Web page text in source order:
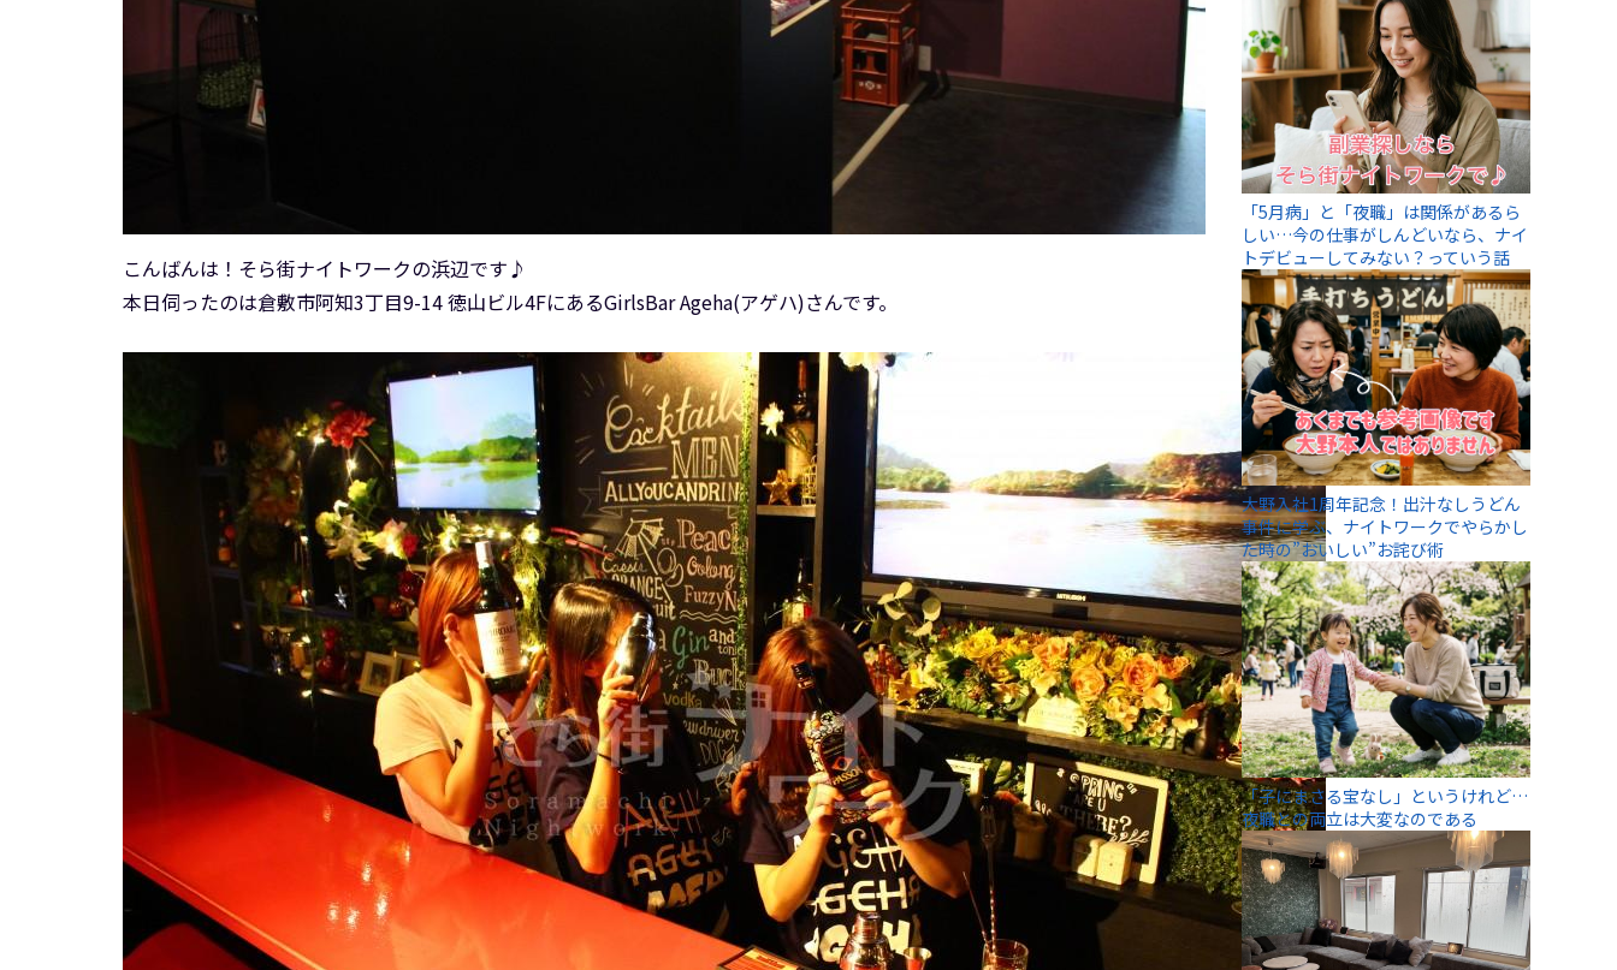
こんばんは！そら街ナイトワークの浜辺です♪
本日伺ったのは倉敷市阿知3丁目9-14 徳山ビル4FにあるGirlsBar Ageha(アゲハ)さんです。
「5月病」と「夜職」は関係があるら
しい…今の仕事がしんどいなら、ナイ
トデビューしてみない？っていう話
大野入社1周年記念！出汁なしうどん
事件に学ぶ、ナイトワークでやらかし
た時の”おいしい”お詫び術
「子にまさる宝なし」というけれど…
夜職との両立は大変なのである